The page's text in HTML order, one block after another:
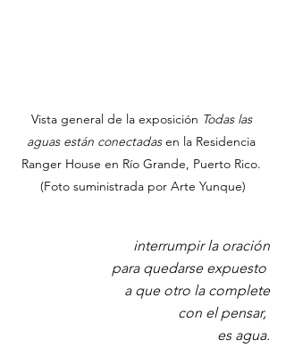
Vista general de la exposición Todas las
aguas están conectadas en la Residencia
Ranger House en Río Grande, Puerto Rico.
(Foto suministrada por Arte Yunque)
interrumpir la oración
para quedarse expuesto
a que otro la complete
con el pensar,
es agua.